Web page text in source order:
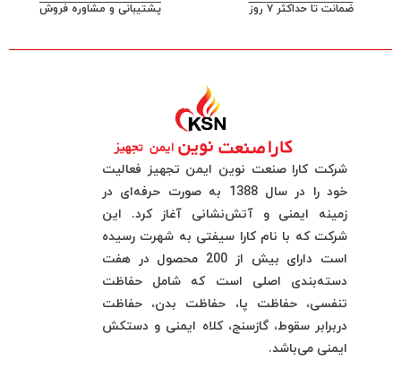
ضمانت تا حداکثر ۷ روز پشتیبانی و مشاوره فروش
شرکت کارا صنعت نوین ایمن تجهیز فعالیت
خود را در سال 1388 به صورت حرفه‌ای در
زمینه ایمنی و آتش‌نشانی آغاز کرد. این
شرکت که با نام کارا سیفتی به شهرت رسیده
است دارای بیش از 200 محصول در هفت
دسته‌بندی اصلی است که شامل حفاظت
تنفسی، حفاظت پا، حفاظت بدن، حفاظت
دربرابر سقوط، گازسنج، کلاه ایمنی و دستکش
ایمنی می‌باشد.